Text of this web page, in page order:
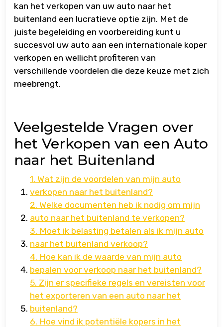
kan het verkopen van uw auto naar het
buitenland een lucratieve optie zijn. Met de
juiste begeleiding en voorbereiding kunt u
succesvol uw auto aan een internationale koper
verkopen en wellicht profiteren van
verschillende voordelen die deze keuze met zich
meebrengt.
Veelgestelde Vragen over
het Verkopen van een Auto
naar het Buitenland
1. Wat zijn de voordelen van mijn auto
verkopen naar het buitenland?
2. Welke documenten heb ik nodig om mijn
auto naar het buitenland te verkopen?
3. Moet ik belasting betalen als ik mijn auto
naar het buitenland verkoop?
4. Hoe kan ik de waarde van mijn auto
bepalen voor verkoop naar het buitenland?
5. Zijn er specifieke regels en vereisten voor
het exporteren van een auto naar het
buitenland?
6. Hoe vind ik potentiële kopers in het